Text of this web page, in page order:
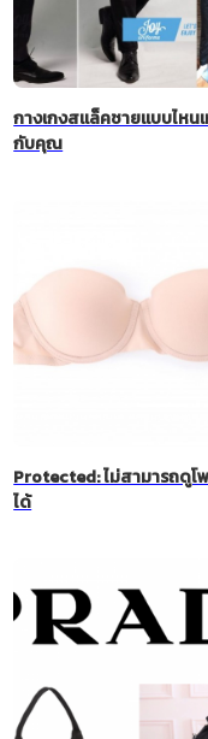
กางเกงสแล็คชายแบบไหนเ
กับคุณ
Protected: ไม่สามารถดู
ได้